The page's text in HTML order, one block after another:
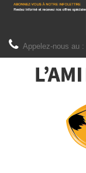
Appelez-nous au :